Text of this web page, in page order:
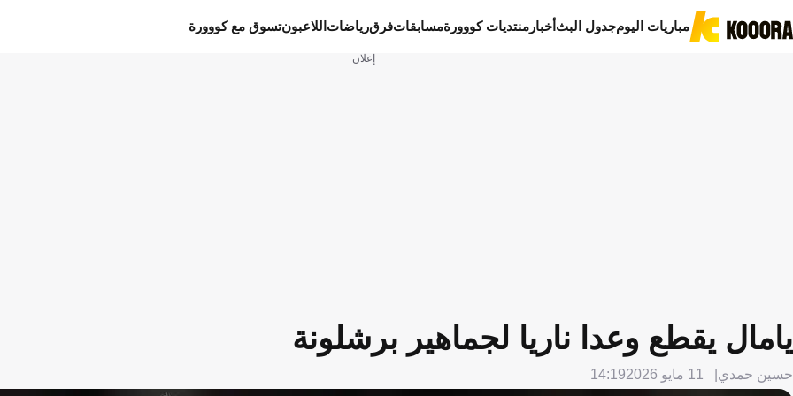
مباريات اليومجدول البثأخبار منتديات كووورةمسابقاتفرقرياضات اللاعبونتسوق مع كووورة
إعلان
يامال يقطع وعدا ناريا لجماهير برشلونة
حسين حمدي 11 مايو 2026 14:19